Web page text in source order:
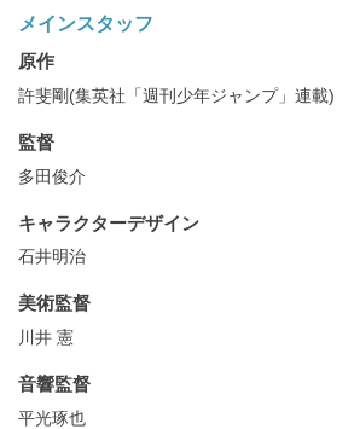
メインスタッフ
原作
許斐剛(集英社「週刊少年ジャンプ」連載)
監督
多田俊介
キャラクターデザイン
石井明治
美術監督
川井 憲
音響監督
平光琢也